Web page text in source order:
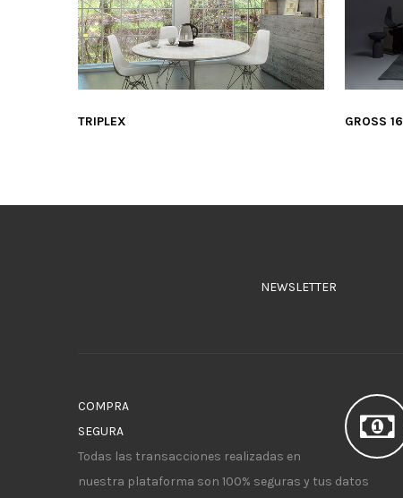
TRIPLEX GROSS 16
NEWSLETTER
COMPRA
SEGURA
Todas las transacciones realizadas en
nuestra plataforma son 100% seguras y tus datos